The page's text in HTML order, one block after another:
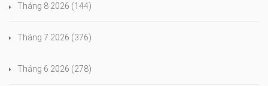
Tháng 8 2026 (144)
Tháng 7 2026 (376)
Tháng 6 2026 (278)